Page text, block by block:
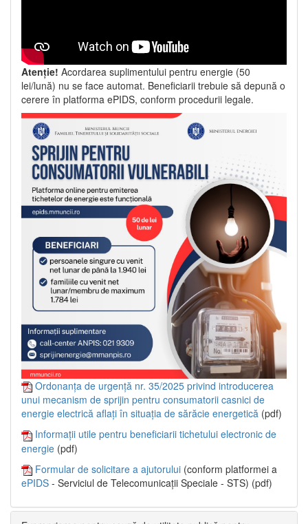
Atenție! Acordarea suplimentului pentru energie (50
lei/lună) nu se face automat. Beneficiarii trebuie să depună o
cerere în platforma ePIDS, conform procedurii legale.
Ordonanța de urgență nr. 35/2025 privind introducerea
unui mecanism de sprijin pentru consumatorii casnici de
energie electrică aflați în situația de sărăcie energetică (pdf)
Informații utile pentru beneficiarii tichetului electronic de
energie (pdf)
Formular de solicitare a ajutorului (conform platformei a
ePIDS - Serviciul de Telecomunicații Speciale - STS) (pdf)